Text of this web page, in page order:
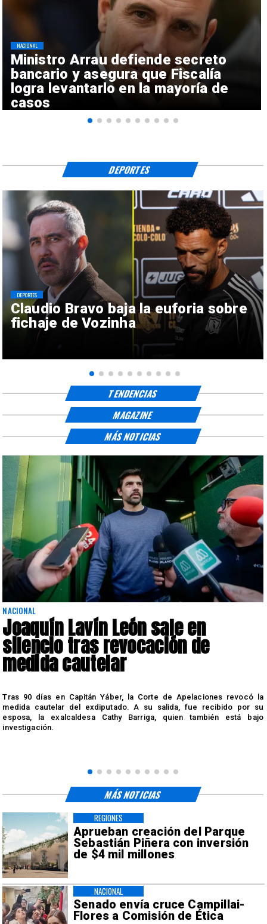
Ministro Arrau defiende secreto
bancario y asegura que Fiscalía
logra levantarlo en la mayoría de
casos
NACIONAL
Claudio Bravo baja la euforia sobre
fichaje de Vozinha
DEPORTES
DEPORTES
TENDENCIAS
MAGAZINE
NACIONAL
Joaquín Lavín León sale en
silencio tras revocación de
medida cautelar
Tras 90 días en Capitán Yáber, la Corte de Apelaciones revocó la
medida cautelar del exdiputado. A su salida, fue recibido por su
esposa, la exalcaldesa Cathy Barriga, quien también está bajo
investigación.
MÁS NOTICIAS
Aprueban creación del Parque
Sebastián Piñera con inversión
de $4 mil millones
REGIONES
Senado envía cruce Campillai-
Flores a Comisión de Ética
NACIONAL
MÁS NOTICIAS